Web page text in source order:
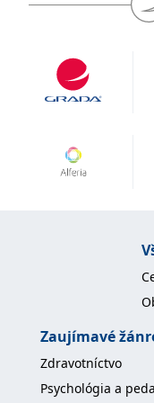
Zaujímavé
Zdravotníctvo
Psychológia a
.adform.net